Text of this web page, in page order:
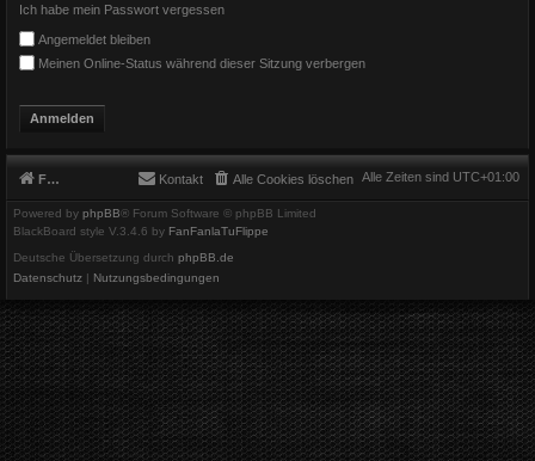
Ich habe mein Passwort vergessen
Angemeldet bleiben
Meinen Online-Status während dieser Sitzung verbergen
Foren-Übersicht Alle Zeiten sind UTC+01:00
Alle Cookies löschen
Kontakt
Powered by phpBB® Forum Software © phpBB Limited
BlackBoard style V.3.4.6 by FanFanlaTuFlippe
Deutsche Übersetzung durch phpBB.de
Datenschutz | Nutzungsbedingungen